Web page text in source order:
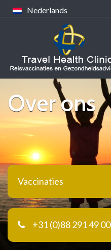
Nederlands
Over ons
Vaccinaties
+31 (0)88 291 49 00